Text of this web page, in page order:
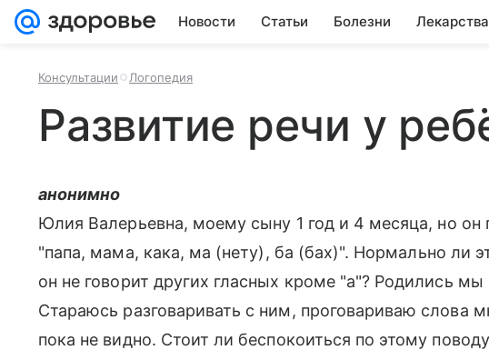
Новости Статьи Болезни Лекарства
Консультации Логопедия
Развитие речи у
анонимно
Юлия Валерьевна, моему сыну 1 год и 4 месяца, но он
"папа, мама, кака, ма (нету), ба (бах)". Нормально ли
он не говорит других гласных кроме "а"? Родились
Стараюсь разговаривать с ним, проговариваю слова
пока не видно. Стоит ли беспокоиться по этому